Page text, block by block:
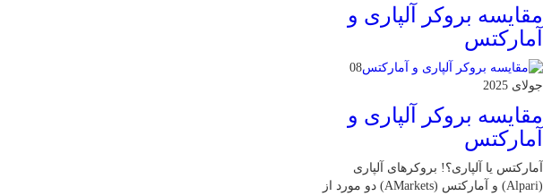
مقایسه بروکر آلپاری و
آمارکتس
08
جولای 2025
مقایسه بروکر آلپاری و
آمارکتس
آمارکتس یا آلپاری؟! بروکرهای آلپاری
(Alpari) و آمارکتس (AMarkets) دو مورد از